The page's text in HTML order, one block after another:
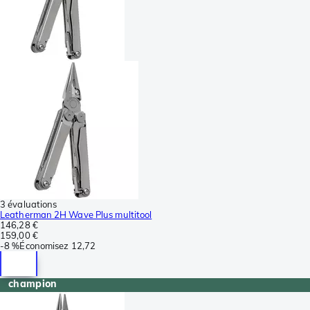
3 évaluations
Leatherman 2H Wave Plus multitool
146,28 €
159,00 €
-8 %Économisez 12,72
champion